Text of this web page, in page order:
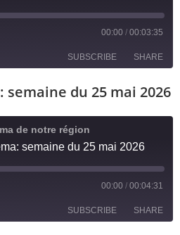
00:00 / 00:03:35
SUBSCRIBE SHARE
semaine du 25 mai 2026
de notre région
semaine du 25 mai 2026
00:00 / 00:04:31
SUBSCRIBE SHARE